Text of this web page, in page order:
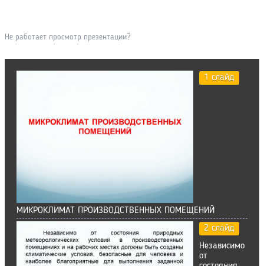
Не работает просмотр презентации?
1 слайд
МИКРОКЛИМАТ ПРОИЗВОДСТВЕННЫХ ПОМЕЩЕНИЙ
2 слайд
Независимо
от